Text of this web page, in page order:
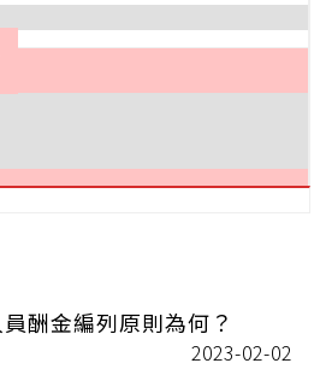
酬金編列原則為何？
2023-02-02